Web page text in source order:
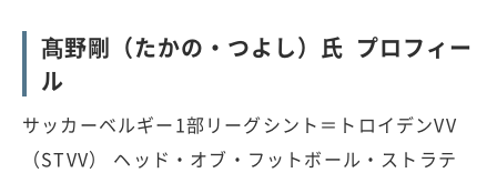
髙野剛（たかの・つよし）氏 プロフィー
ル
サッカーベルギー1部リーグシント＝トロイデンVV
（STVV） ヘッド・オブ・フットボール・ストラテ